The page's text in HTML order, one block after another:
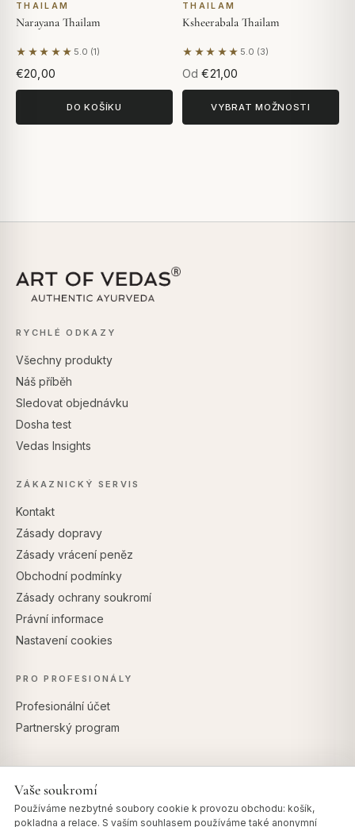
THAILAM
Narayana Thailam
★★★★★ 5.0 (1)
Na základě 1 hodnocení
€20,00
DO KOŠÍKU
THAILAM
Ksheerabala Thailam
★★★★★ 5.0 (3)
Na základě 3 hodnocení
Od €21,00
VYBRAT MOŽNOSTI
RYCHLÉ ODKAZY
Všechny produkty
Náš příběh
Sledovat objednávku
Dosha test
Vedas Insights
ZÁKAZNICKÝ SERVIS
Kontakt
Zásady dopravy
Zásady vrácení peněz
Obchodní podmínky
Zásady ochrany soukromí
Právní informace
Nastavení cookies
PRO PROFESIONÁLY
Profesionální účet
Partnerský program
Vaše soukromí
Používáme nezbytné soubory cookie k provozu obchodu: košík,
pokladna a relace. S vaším souhlasem používáme také anonymní